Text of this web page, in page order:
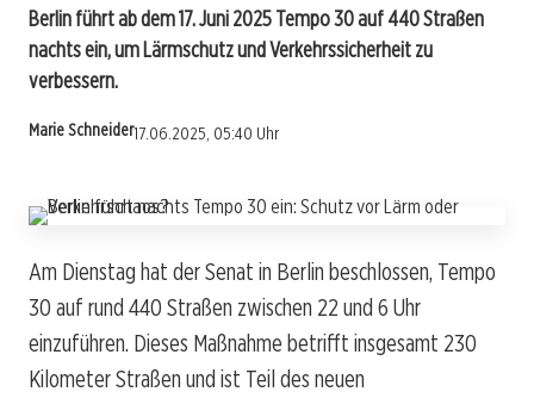
Berlin führt ab dem 17. Juni 2025 Tempo 30 auf 440 Straßen
nachts ein, um Lärmschutz und Verkehrssicherheit zu
verbessern.
Marie Schneider17.06.2025, 05:40 Uhr
Am Dienstag hat der Senat in Berlin beschlossen, Tempo
30 auf rund 440 Straßen zwischen 22 und 6 Uhr
einzuführen. Dieses Maßnahme betrifft insgesamt 230
Kilometer Straßen und ist Teil des neuen